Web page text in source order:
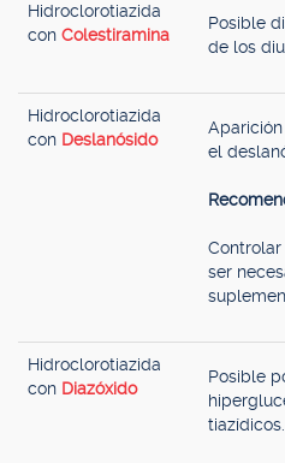
Hidroclorotiazida
con Colestiramina
Posible
de los
Hidroclorotiazida
con Deslanósido
el
ser
Hidroclorotiazida
con Diazóxido
Posible
tiazídicos.